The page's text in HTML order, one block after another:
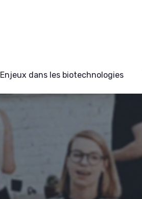
Enjeux dans les biotechnologies